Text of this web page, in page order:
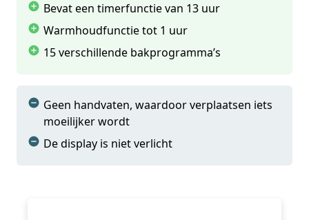
Bevat een timerfunctie van 13 uur
Warmhoudfunctie tot 1 uur
15 verschillende bakprogramma’s
Geen handvaten, waardoor verplaatsen iets
moeilijker wordt
De display is niet verlicht